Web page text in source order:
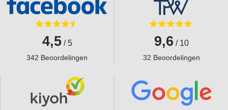
4,5 / 5
342 Beoordelingen
9,6 / 10
32 Beoordelingen